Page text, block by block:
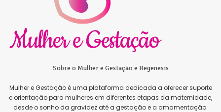
Sobre o Mulher e Gestação e Regenesis
Mulher e Gestação é uma plataforma dedicada a oferecer suporte
e orientação para mulheres em diferentes etapas da maternidade,
desde o sonho da gravidez até a gestação e a amamentação.